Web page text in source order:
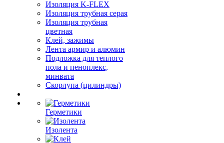
Изоляция K-FLEX
Изоляция трубная серая
Изоляция трубная
цветная
Клей, зажимы
Лента армир и алюмин
Подложка для теплого
пола и пеноплекс,
минвата
Скорлупа (цилиндры)
Герметики
Изолента